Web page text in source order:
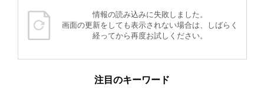
情報の読み込みに失敗しました。
画面の更新をしても表示されない場合は、しばらく
経ってから再度お試しください。
注目のキーワード